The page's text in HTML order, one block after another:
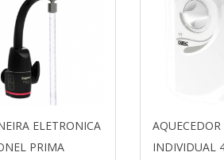
ELETRONICA
PRIMA
INDIVIDUAL